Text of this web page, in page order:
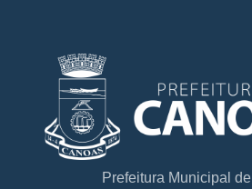
Prefeitura Municipal